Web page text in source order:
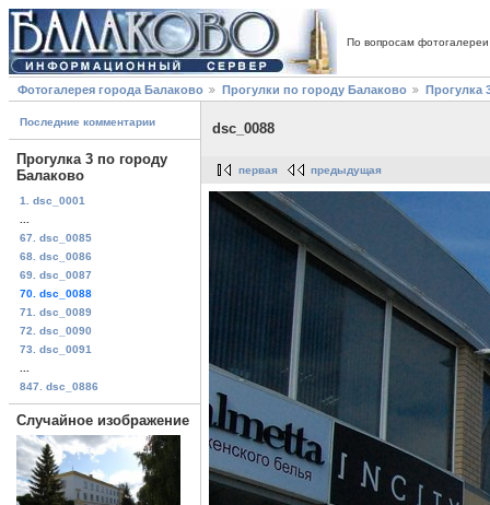
По вопросам
Фотогалерея города Балаково Прогулки по городу Балаково Прогулка
Последние комментарии
Прогулка 3 по городу
Балаково
1. dsc_0001
67. dsc_0085
68. dsc_0086
69. dsc_0087
70. dsc_0088
71. dsc_0089
72. dsc_0090
73. dsc_0091
847. dsc_0886
Случайное изображение
dsc_0088
первая предыдущая